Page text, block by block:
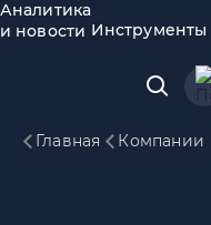
Аналитика
и новости Инструменты
Главная Компании